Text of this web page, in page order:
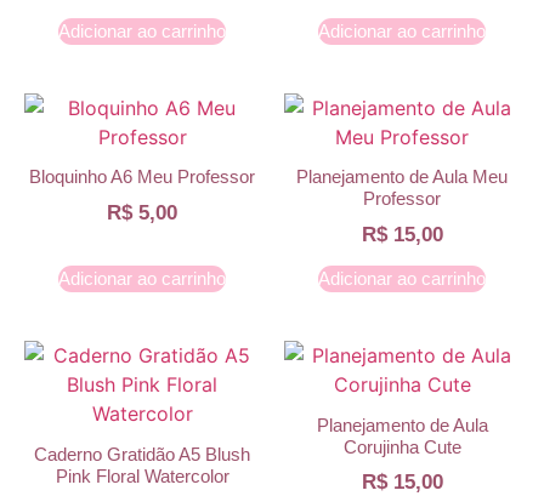
Adicionar ao carrinho Adicionar ao carrinho
Bloquinho A6 Meu Professor
R$5,00
Adicionar ao carrinho
Planejamento de Aula Meu
Professor
R$15,00
Adicionar ao carrinho
Caderno Gratidão A5 Blush
Pink Floral Watercolor
Planejamento de Aula
Corujinha Cute
R$15,00